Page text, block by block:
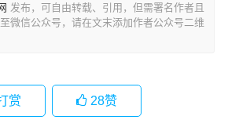
发布，可自由转载、引用，但需署名作者且
微信公众号，请在文末添加作者公众号二维
赏 28赞